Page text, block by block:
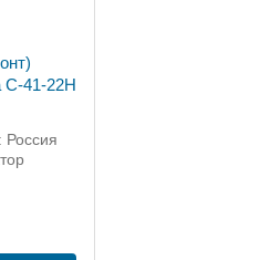
С-41-22Н
Россия